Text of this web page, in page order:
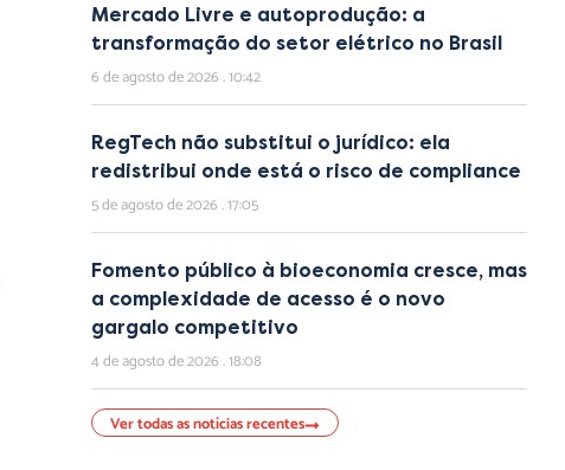
Mercado Livre e autoprodução: a
transformação do setor elétrico no Brasil
6 de agosto de 2026 10:42
RegTech não substitui o jurídico: ela
redistribui onde está o risco de compliance
5 de agosto de 2026 17:05
Fomento público à bioeconomia cresce, mas
a complexidade de acesso é o novo
gargalo competitivo
4 de agosto de 2026 18:08
Ver todas as notícias recentes